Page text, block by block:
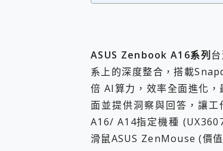
EaseUS
3 個超值
Locawhere
小體積
97.3% 恢復率
磁碟系統大風
全新 SONY
Xiaomi 14 Ultra
vivo TWS 3e
MSI Claw 掌機
ASUS Zenbook A16系列
系上的深度整合，搭載
倍 AI算力，效率全面進化
面並提供洞察與回答，讓
A16/ A14指定機種
滑鼠ASUS ZenMouse (價